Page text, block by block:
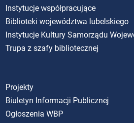
Instytucje współpracujące
Biblioteki województwa lubelskiego
Instytucje Kultury Samorządu
Trupa z szafy bibliotecznej
Projekty
Biuletyn Informacji Publicznej
Ogłoszenia WBP